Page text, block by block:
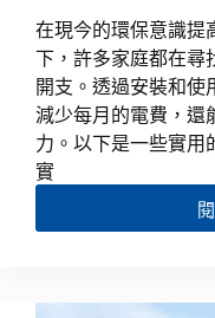
在現今的環保意識提
下，許多家庭都在尋
開支。透過安裝和使
減少每月的電費，還
力。以下是一些實用
實